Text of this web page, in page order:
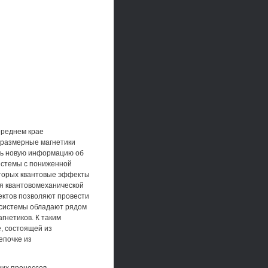
крае
магнетики
новую информацию об
с пониженной
квантовые эффекты
позволяют провести
обладают рядом
К таким
состоящей из
из